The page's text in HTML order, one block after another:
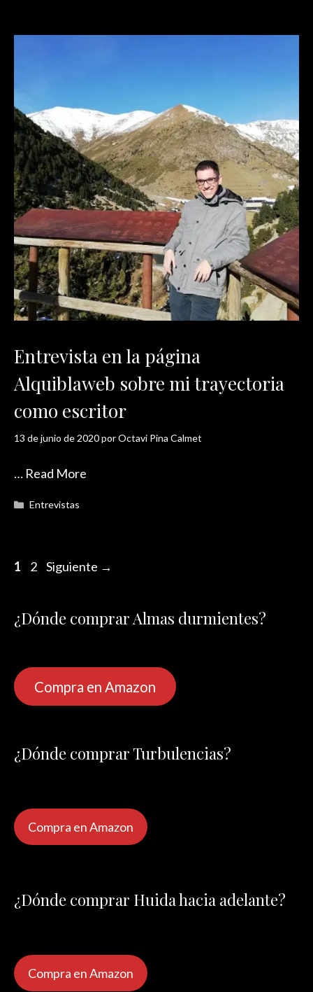
Entrevista en la página
Alquiblaweb sobre mi trayectoria
como escritor
13 de junio de 2020porOctavi Pina Calmet
… Read More
Categorías
Entrevistas
Página
1 Página
2 Siguiente →
¿Dónde comprar Almas durmientes?
Compra en Amazon
¿Dónde comprar Turbulencias?
Compra en Amazon
¿Dónde comprar Huida hacia adelante?
Compra en Amazon